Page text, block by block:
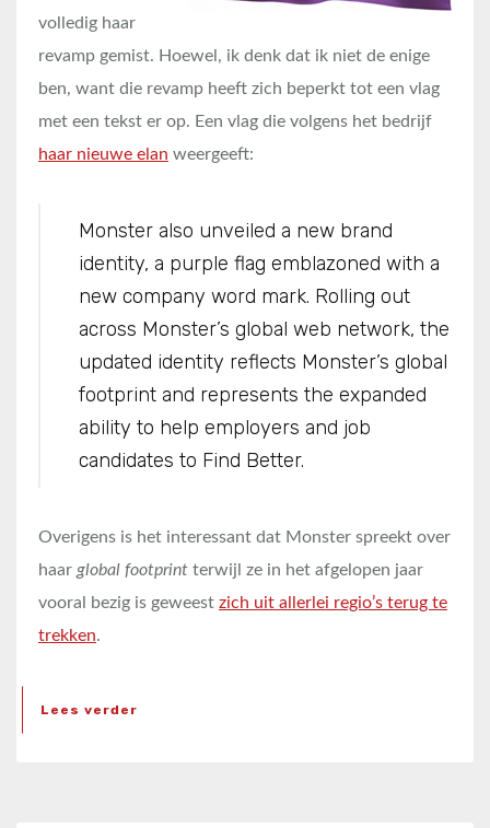
volledig haar
revamp gemist. Hoewel, ik denk dat ik niet de enige
ben, want die revamp heeft zich beperkt tot een vlag
met een tekst er op. Een vlag die volgens het bedrijf
haar nieuwe elan weergeeft:
Monster also unveiled a new brand
identity, a purple flag emblazoned with a
new company word mark. Rolling out
across Monster’s global web network, the
updated identity reflects Monster’s global
footprint and represents the expanded
ability to help employers and job
candidates to Find Better.
Overigens is het interessant dat Monster spreekt over
haar global footprint terwijl ze in het afgelopen jaar
vooral bezig is geweest zich uit allerlei regio’s terug te
trekken.
Lees verder